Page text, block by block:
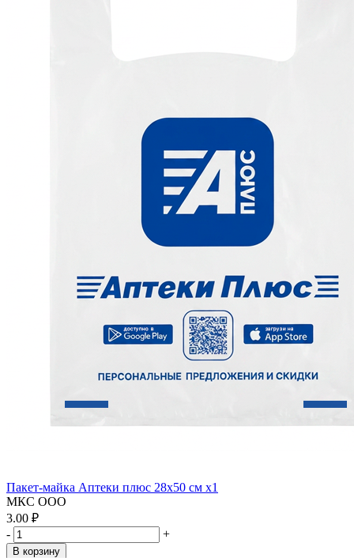
Пакет-майка Аптеки плюс 28х50 см x1
МКС ООО
3.00 ₽
-
+
В корзину